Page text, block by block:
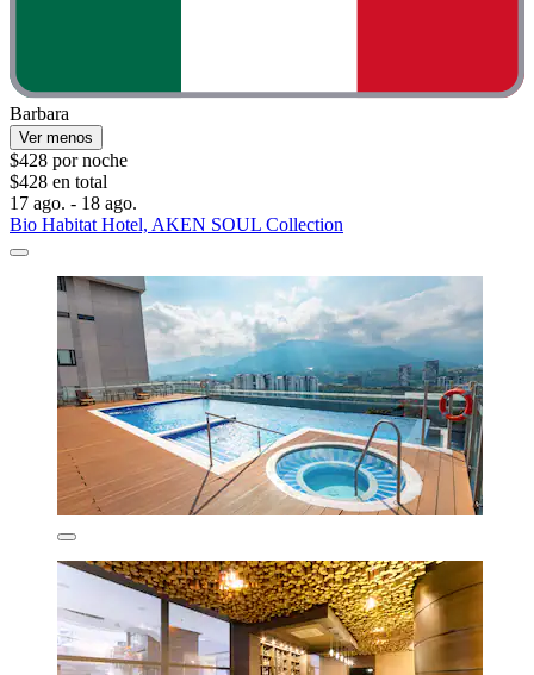
Barbara
Ver menos
$428 por noche
$428 en total
17 ago. - 18 ago.
Bio Habitat Hotel, AKEN SOUL Collection